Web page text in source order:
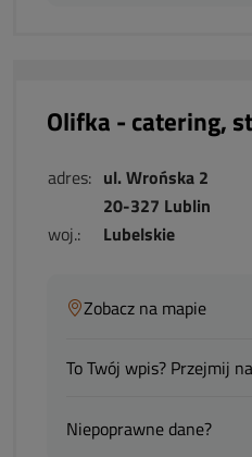
Olifka - catering,
adres: ul. Wrońska 2
20-327 Lublin
woj.:
Lubelskie
Zobacz na mapie
To Twój wpis? Przejmij
Niepoprawne dane?